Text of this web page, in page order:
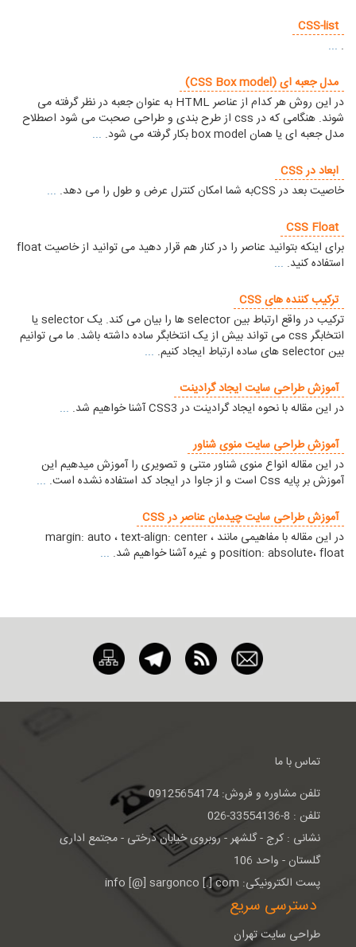
CSS-list
.
...
مدل جعبه ای (CSS Box model)
در این روش هر کدام از عناصر HTML به عنوان جعبه در نظر گرفته می
شوند. هنگامی که در css از طرح بندی و طراحی صحبت می شود اصطلاح
مدل جعبه ای یا همان box model بکار گرفته می شود.
...
ابعاد در CSS
خاصیت بعد در CSSبه شما امکان کنترل عرض و طول را می دهد.
...
CSS Float
برای اینکه بتوانید عناصر را در کنار هم قرار دهید می توانید از خاصیت float
استفاده کنید. ...
ترکیب کننده های CSS
ترکیب در واقع ارتباط بین selector ها را بیان می کند. یک selector یا
انتخابگر css می تواند بیش از یک انتخابگر ساده داشته باشد. ما می توانیم
بین selector های ساده ارتباط ایجاد کنیم.
...
آموزش طراحی سایت ایجاد گرادینت
در این مقاله با نحوه ایجاد گرادینت در CSS3 آشنا خواهیم شد.
...
آموزش طراحی سایت منوی شناور
در این مقاله انواع منوی شناور متنی و تصویری را آموزش میدهیم این
آموزش بر پایه Css است و از جاوا در ایجاد کد استفاده نشده است.
...
آموزش طراحی سایت چیدمان عناصر در CSS
در این مقاله با مفاهیمی مانند margin: auto ، text-align: center ،
position: absolute، float و غیره آشنا خواهیم شد.
...
تماس با ما
تلفن مشاوره و فروش: 09125654174
تلفن : 8-33554136-026
نشانی : كرج - گلشهر - روبروی خيابان درختی - مجتمع اداری
گلستان - واحد 106
پست الکترونیکی: info [@] sargonco [.] com
دسترسی سریع
طراحی سایت تهران